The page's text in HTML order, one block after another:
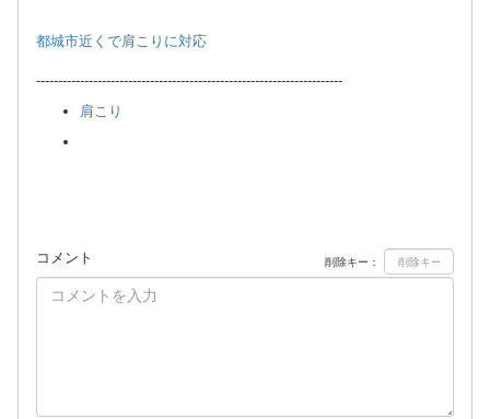
都城市近くで肩こりに対応
----------------------------------------------------------------------
肩こり
コメント 削除キー：